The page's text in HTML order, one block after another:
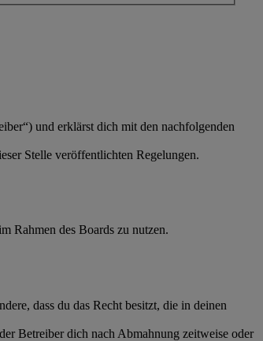
und erklärst dich mit den nachfolgenden
Stelle veröffentlichten Regelungen.
Rahmen des Boards zu nutzen.
dass du das Recht besitzt, die in deinen
Betreiber dich nach Abmahnung zeitweise oder